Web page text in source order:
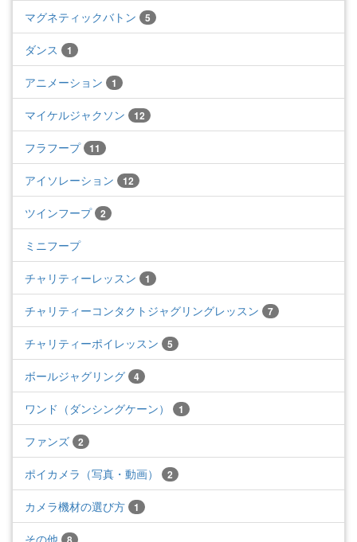
マグネティックバトン 5
ダンス 1
アニメーション 1
マイケルジャクソン 12
フラフープ 11
アイソレーション 12
ツインフープ 2
ミニフープ
チャリティーレッスン 1
チャリティーコンタクトジャグリングレッスン 7
チャリティーポイレッスン 5
ボールジャグリング 4
ワンド（ダンシングケーン） 1
ファンズ 2
ポイカメラ（写真・動画） 2
カメラ機材の選び方 1